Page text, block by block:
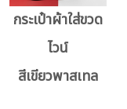
กระเป๋าผ้าใส่ขวด
ไวน์
สีเขียวพาสเทล